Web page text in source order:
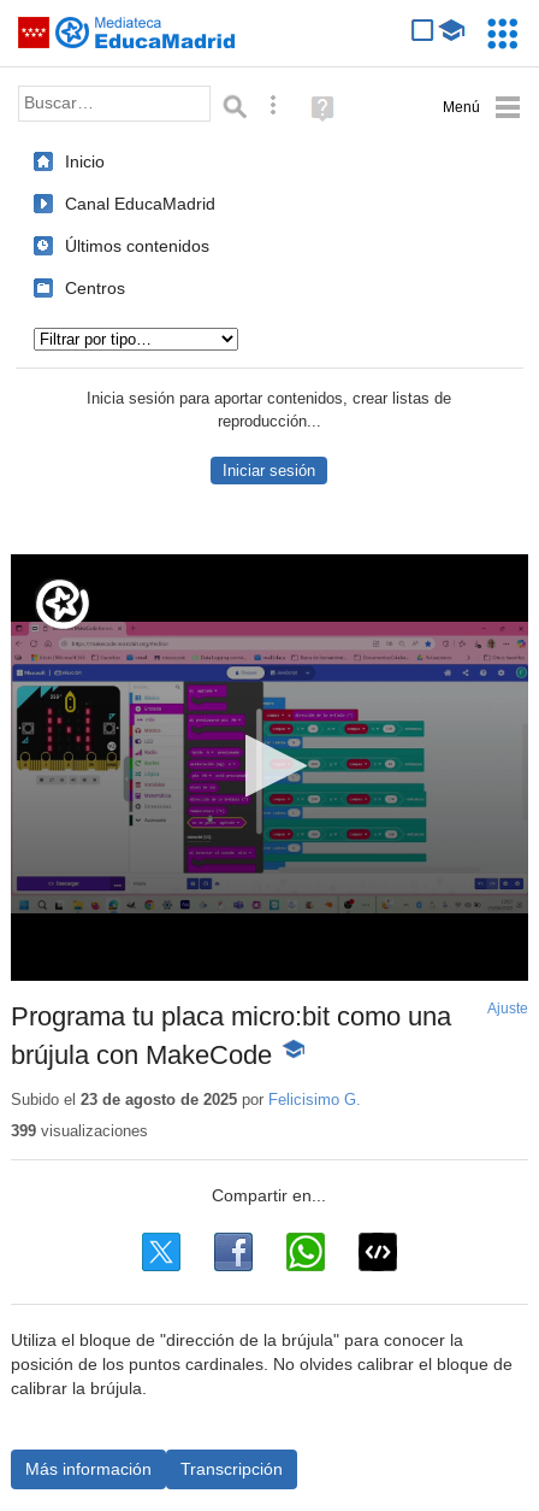
Saltar navegación
Palabra o frase: Búsqueda avanzada
Ayuda
(en
Inicio
Canal EducaMadrid
Últimos contenidos
Centros
Inicia sesión para aportar contenidos, crear listas de
reproducción...
Iniciar sesión
Programa tu placa micro:bit como una
brújula con MakeCode -
educativo
Ajuste
Subido el 23 de agosto de 2025por Felicisimo G.
399visualizaciones
Utiliza el bloque de "dirección de la brújula" para conocer la
posición de los puntos cardinales. No olvides calibrar el bloque de
calibrar la brújula.
Más información Transcripción